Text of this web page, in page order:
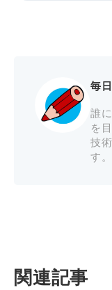
毎
誰
を
技
す。
関連記事